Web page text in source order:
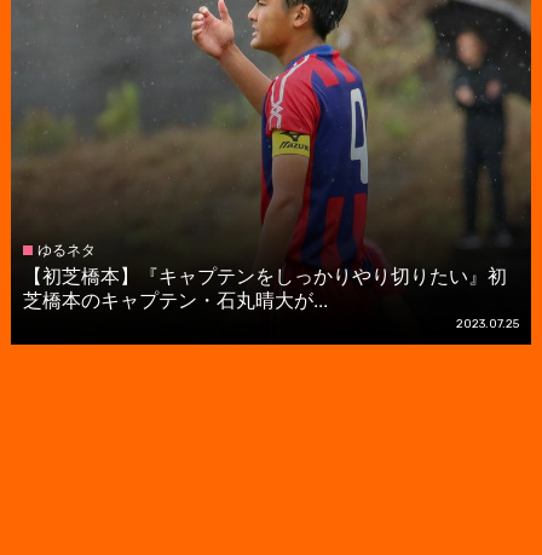
ゆるネタ
【初芝橋本】『キャプテンをしっかりやり切りたい』初
芝橋本のキャプテン・石丸晴大が...
2023.07.25